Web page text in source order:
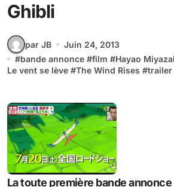
Ghibli
par JB
Juin 24, 2013
#bande annonce #film #Hayao
Le vent se lève #The Wind Rises #trailer
La toute première bande